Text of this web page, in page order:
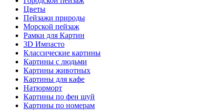
Цветы
Пейзажи природы
Морской пейзаж
Рамки для Картин
3D Импасто
Классические картины
Картины с людьми
Картины животных
Картины для кафе
Натюрморт
Картины по фен шуй
Картины по номерам